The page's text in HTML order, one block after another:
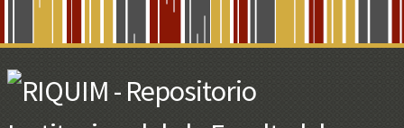
Main
Content